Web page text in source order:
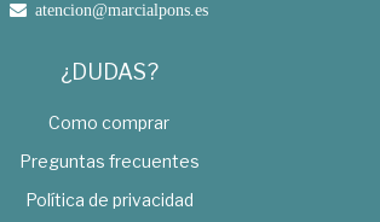
atencion@marcialpons.es
¿DUDAS?
Como comprar
Preguntas frecuentes
Política de privacidad